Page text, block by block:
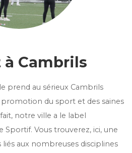
à Cambrils
prend au sérieux Cambrils
du sport et des saines
notre ville a le label
Sportif. Vous trouverez, ici, une
liés aux nombreuses disciplines